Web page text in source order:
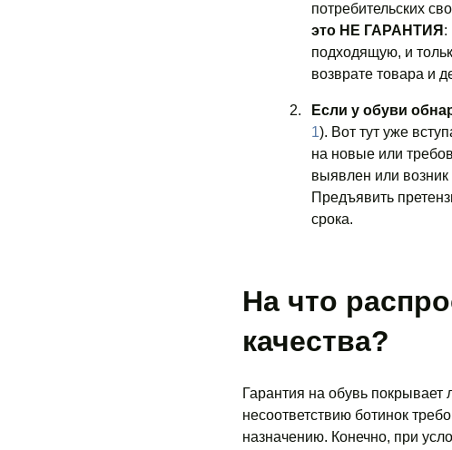
потребительских
это НЕ ГАРАНТИЯ :
подходящую, и
возврате товара и
Если у обуви
1). Вот тут уже
на новые или
выявлен или возник
Предъявить
срока.
На что
качества?
Гарантия на обувь покрывает
несоответствию ботинок
назначению. Конечно, при